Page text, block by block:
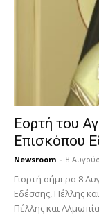
Εορτή του
Επισκόπου
Newsroom - 8
Γιορτή σήμερα 8
Εδέσσης, Πέλλης
Πέλλης και